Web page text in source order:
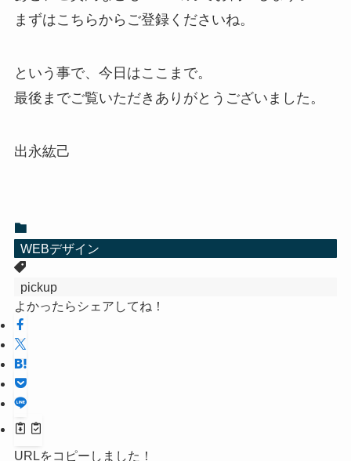
まずはこちらからご登録くださいね。
という事で、今日はここまで。
最後までご覧いただきありがとうございました。
出永紘己
WEBデザイン
pickup
よかったらシェアしてね！
URLをコピーしました！